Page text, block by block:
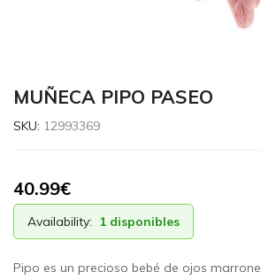
MUÑECA PIPO PASEO
SKU: 12993369
40.99€
Availability: 1 disponibles
Pipo es un precioso bebé de ojos